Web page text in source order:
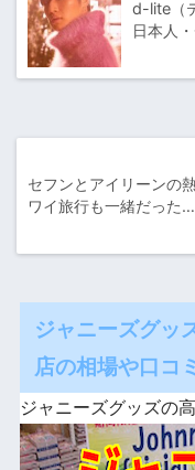
d-lite（
日本人
セフンとアイリーンの
ワイ旅行も一緒だった…
ジャニーズグッ
店の相場や口コ
ジャニーズグッズの